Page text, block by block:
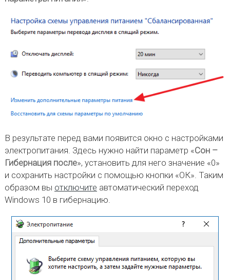
В результате перед вами появится окно с настройками
электропитания. Здесь нужно найти параметр «Сон –
Гибернация после», установить для него значение «0»
и сохранить настройки с помощью кнопки «ОК». Таким
образом вы отключите автоматический переход
Windows 10 в гибернацию.